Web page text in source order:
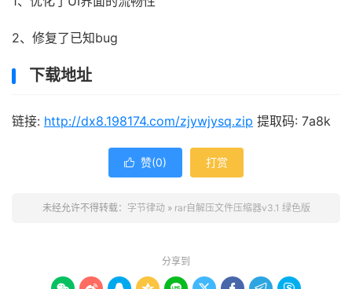
2、修复了已知bug
下载地址
链接: http://dx8.198174.com/zjywjysq.zip 提取码: 7a8k
 赞(0) 打赏
未经允许不得转载： 字节律动» rar自解压文件压缩器v3.1 绿色版
分享到